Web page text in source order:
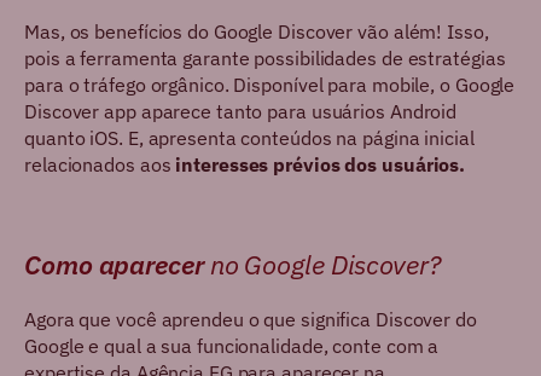
Mas, os benefícios do Google Discover vão além! Isso,
pois a ferramenta garante possibilidades de estratégias
para o tráfego orgânico. Disponível para mobile, o Google
Discover app aparece tanto para usuários Android
quanto iOS. E, apresenta conteúdos na página inicial
relacionados aos interesses prévios dos usuários.
Como aparecerno Google Discover?
Agora que você aprendeu o que significa Discover do
Google e qual a sua funcionalidade, conte com a